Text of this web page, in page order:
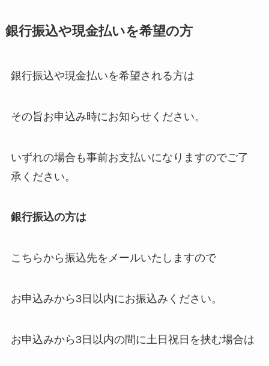
銀行振込や現金払いを希望の方
銀行振込や現金払いを希望される方は
その旨お申込み時にお知らせください。
いずれの場合も事前お支払いになりますのでご了
承ください。
銀行振込の方は
こちらから振込先をメールいたしますので
お申込みから3日以内にお振込みください。
お申込みから3日以内の間に土日祝日を挟む場合は